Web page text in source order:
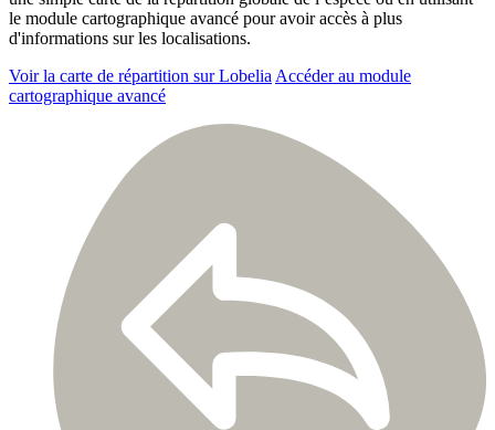
le module cartographique avancé pour avoir accès à plus
d'informations sur les localisations.
Voir la carte de répartition sur Lobelia Accéder au module
cartographique avancé